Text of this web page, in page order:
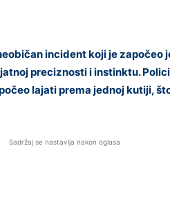
incident koji je započeo
preciznosti i instinktu.
lajati prema jednoj kutiji,
Sadržaj se nastavlja nakon oglasa